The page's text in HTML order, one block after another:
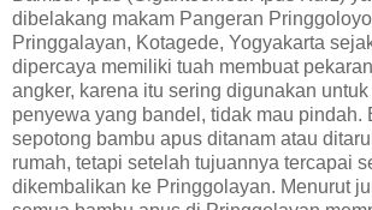
dibelakang makam Pangeran
Pringgalayan, Kotagede, Yogyakarta
dipercaya memiliki tuah membuat
angker, karena itu sering digunakan
penyewa yang bandel, tidak mau pindah.
sepotong bambu apus ditanam atau
rumah, tetapi setelah tujuannya tercapai
dikembalikan ke Pringgolayan. Menurut